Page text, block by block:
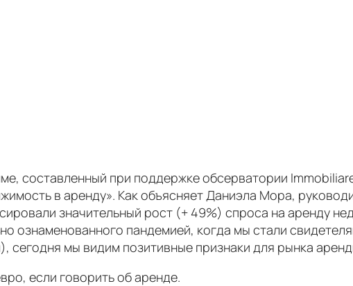
составленный при поддержке обсерватории
в аренду». Как объясняет Даниэла Мора,
значительный рост (+ 49%) спроса на аренду
ознаменованного пандемией, когда мы стали
мы видим позитивные признаки для рынка
если говорить об аренде.